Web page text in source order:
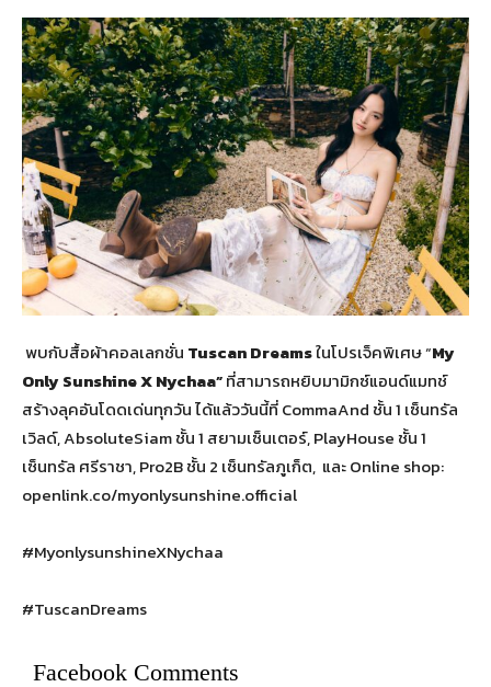
พบกับสื้อผ้าคอลเลกชั่น Tuscan Dreamsในโปรเจ็คพิเศษ “My
Only Sunshine X Nychaa”ที่สามารถหยิบมามิกซ์แอนด์แมทช์
สร้างลุคอันโดดเด่นทุกวัน ได้แล้ววันนี้ที่ CommaAnd ชั้น 1 เซ็นทรัล
เวิลด์, AbsoluteSiam ชั้น 1 สยามเซ็นเตอร์, PlayHouse ชั้น 1
เซ็นทรัล ศรีราชา, Pro2B ชั้น 2 เซ็นทรัลภูเก็ต, และ Online shop:
openlink.co/myonlysunshine.official
#MyonlysunshineXNychaa
#TuscanDreams
Facebook Comments